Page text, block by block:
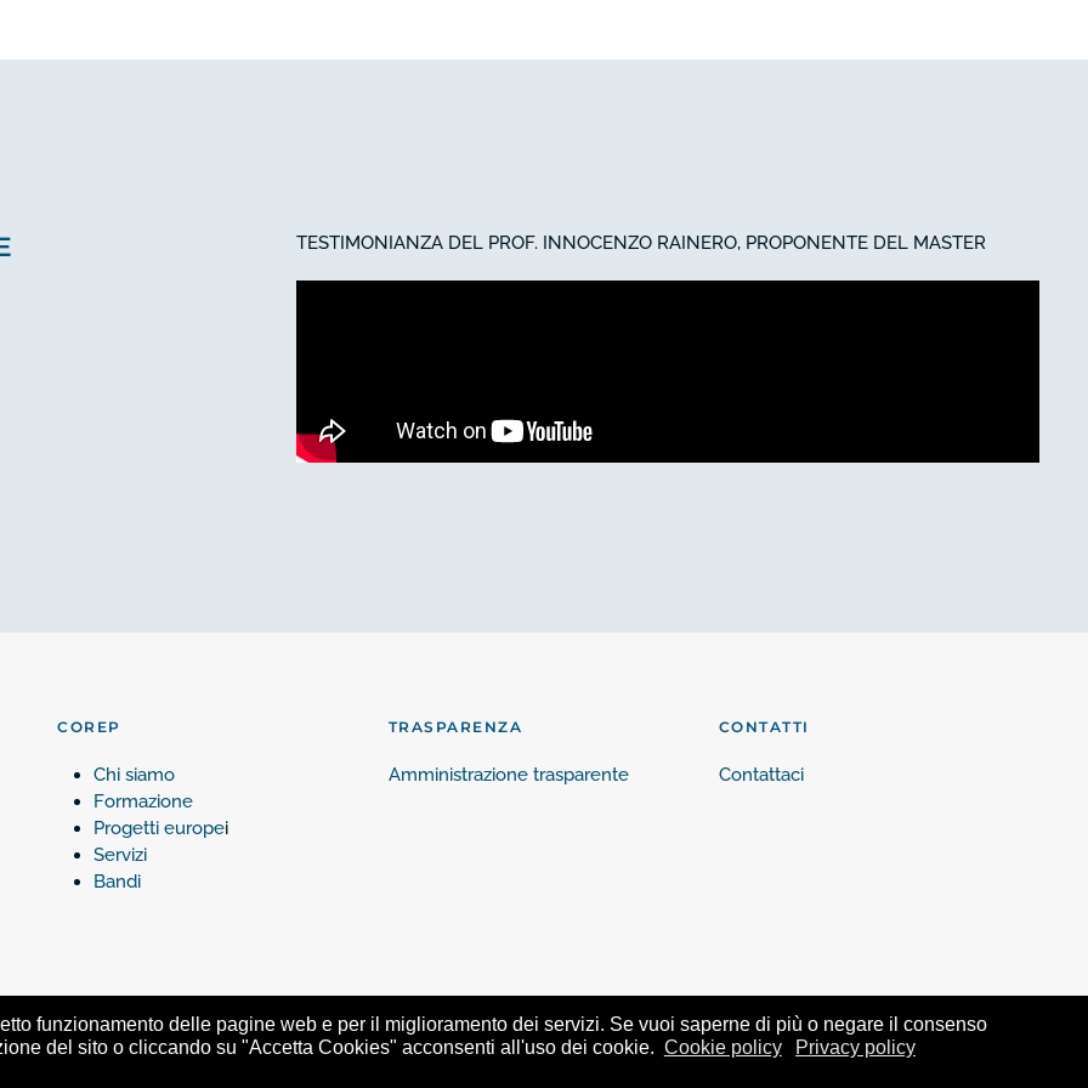
funzionamento delle pagine web e per il miglioramento dei servizi. Se vuoi saperne di più o negare il consenso
del sito o cliccando su "Accetta Cookies" acconsenti all'uso dei cookie. Cookie policy Privacy policy
TESTIMONIANZA DEL PROF. INNOCENZO RAINERO, PROPONENTE DEL MASTER
COREP
Chi siamo
Formazione
Progetti europei
Servizi
Bandi
TRASPARENZA
Amministrazione trasparente
CONTATTI
Contattaci